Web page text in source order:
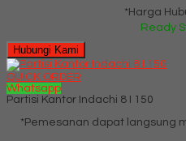
*Harga
Ready
Hubungi Kami
QUICK ORDER
Whatsapp
Partisi Kantor Indachi 8 I 150
*Pemesanan dapat langsung